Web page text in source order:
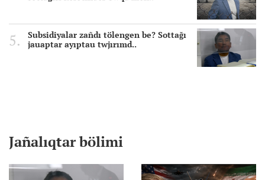
Subsidiyalar zañdı tölengen be? Sottağı
jauaptar ayıptau twjırımd..
Jañalıqtar bölimi